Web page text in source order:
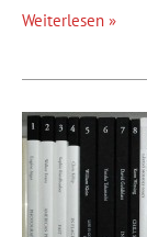
Photopaper
Weiterlesen »